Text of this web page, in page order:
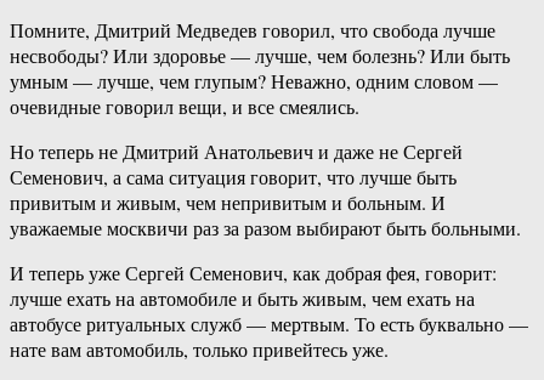
Помните, Дмитрий Медведев говорил, что свобода лучше
несвободы? Или здоровье — лучше, чем болезнь? Или быть
умным — лучше, чем глупым? Неважно, одним словом —
очевидные говорил вещи, и все смеялись.
Но теперь не Дмитрий Анатольевич и даже не Сергей
Семенович, а сама ситуация говорит, что лучше быть
привитым и живым, чем непривитым и больным. И
уважаемые москвичи раз за разом выбирают быть больными.
И теперь уже Сергей Семенович, как добрая фея, говорит:
лучше ехать на автомобиле и быть живым, чем ехать на
автобусе ритуальных служб — мертвым. То есть буквально —
нате вам автомобиль, только привейтесь уже.